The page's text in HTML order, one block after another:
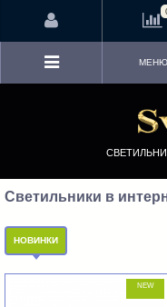
МЕНЮ
Светильники в
НОВИНКИ
NEW